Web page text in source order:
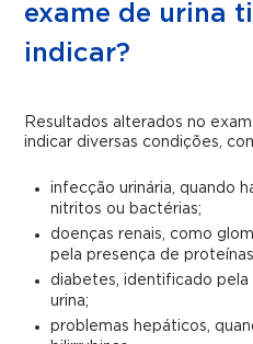
exame de urina
indicar?
Resultados alterados no
indicar diversas condições,
infecção urinária, quando
nitritos ou bactérias;
doenças renais, como
pela presença de
diabetes, identificado pela
urina;
problemas hepáticos,